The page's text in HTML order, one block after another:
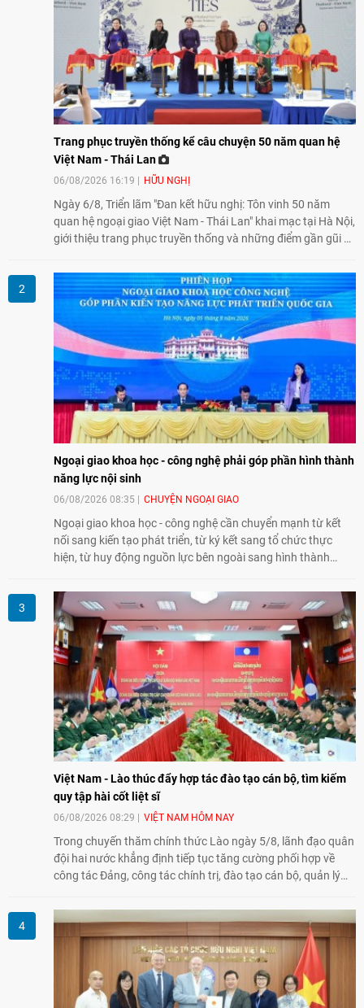
Trang phục truyền thống kể câu chuyện 50 năm quan hệ
Việt Nam - Thái Lan
06/08/2026 16:19 HỮU NGHỊ
Ngày 6/8, Triển lãm "Đan kết hữu nghị: Tôn vinh 50 năm
quan hệ ngoại giao Việt Nam - Thái Lan" khai mạc tại Hà Nội,
giới thiệu trang phục truyền thống và những điểm gần gũi về
giao lưu nhân dân trong chặng đường nửa thế kỷ quan hệ
song phương.
Ngoại giao khoa học - công nghệ phải góp phần hình thành
năng lực nội sinh
06/08/2026 08:35 CHUYỆN NGOẠI GIAO
Ngoại giao khoa học - công nghệ cần chuyển mạnh từ kết
nối sang kiến tạo phát triển, từ ký kết sang tổ chức thực
hiện, từ huy động nguồn lực bên ngoài sang hình thành
nghệ, đổi mới sáng tạo và chuyển đổi số trở thành động lực
phát triển đất nước.
Việt Nam - Lào thúc đẩy hợp tác đào tạo cán bộ, tìm kiếm
quy tập hài cốt liệt sĩ
06/08/2026 08:29 VIỆT NAM HÔM NAY
Trong chuyến thăm chính thức Lào ngày 5/8, lãnh đạo quân
đội hai nước khẳng định tiếp tục tăng cường phối hợp về
công tác Đảng, công tác chính trị, đào tạo cán bộ, quản lý
sâu sắc hơn quan hệ hữu nghị đặc biệt Việt Nam - Lào.